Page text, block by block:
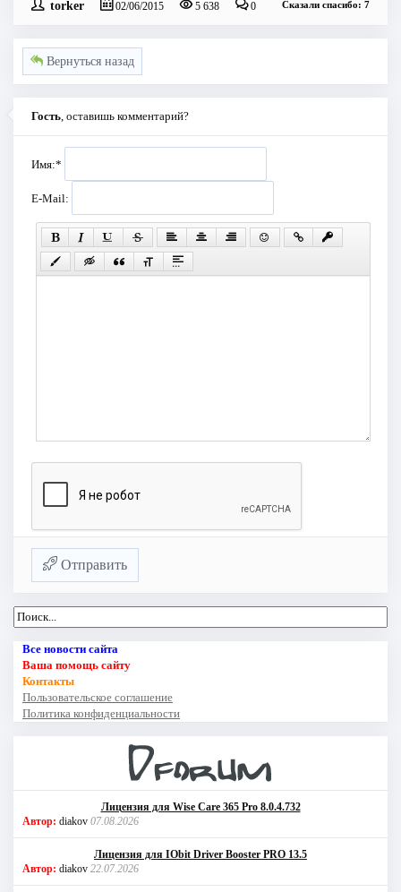
torker 02/06/2015 5 638 0 Сказали спасибо: 7
Вернуться назад
Гость , оставишь комментарий?
Имя:*
E-Mail:
Отправить
Все новости сайта
Ваша помощь сайту
Контакты
Пользовательское соглашение
Политика конфиденциальности
Лицензия для Wise Care 365 Pro 8.0.4.732
Автор: diakov 07.08.2026
Лицензия для IObit Driver Booster PRO 13.5
Автор: diakov 22.07.2026